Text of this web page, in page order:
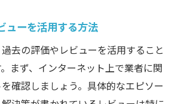
時に避けるべきトラブル
のプロセスにおける注意点
のカギ給湯器の効率的な交換方法
ューを活用する方法
去の評価やレビューを活用すること
まず、インターネット上で業者に関
確認しましょう。具体的なエピソー